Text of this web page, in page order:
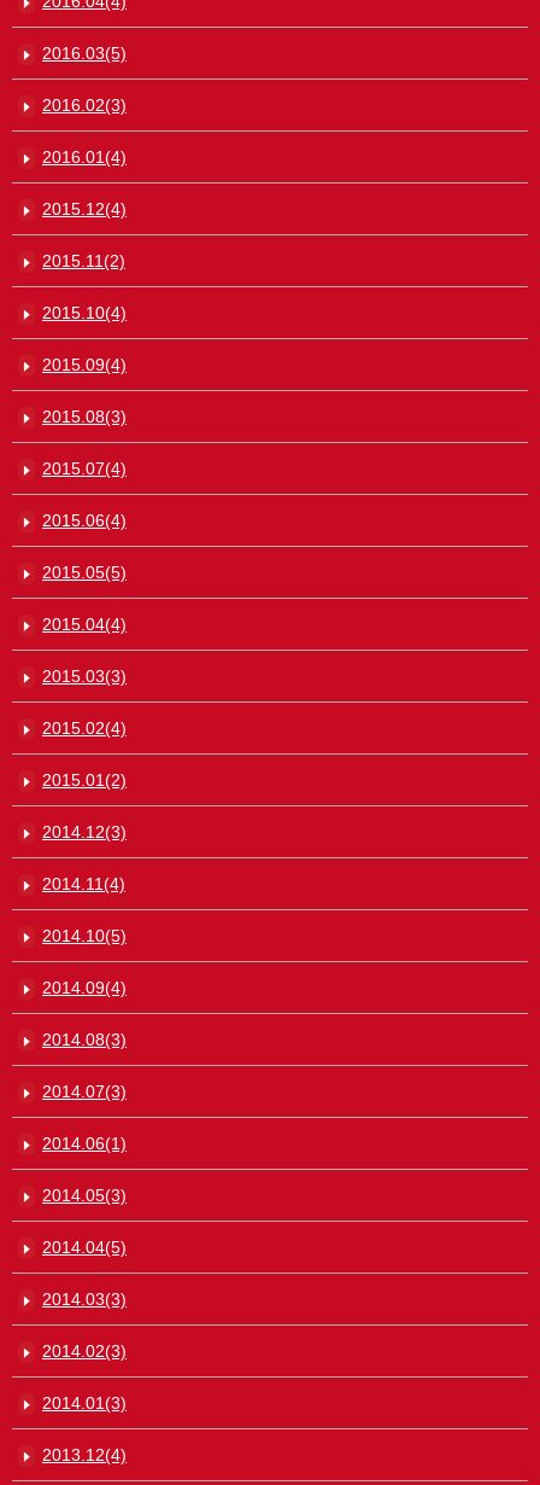
2016.03(5)
2016.02(3)
2016.01(4)
2015.12(4)
2015.11(2)
2015.10(4)
2015.09(4)
2015.08(3)
2015.07(4)
2015.06(4)
2015.05(5)
2015.04(4)
2015.03(3)
2015.02(4)
2015.01(2)
2014.12(3)
2014.11(4)
2014.10(5)
2014.09(4)
2014.08(3)
2014.07(3)
2014.06(1)
2014.05(3)
2014.04(5)
2014.03(3)
2014.02(3)
2014.01(3)
2013.12(4)